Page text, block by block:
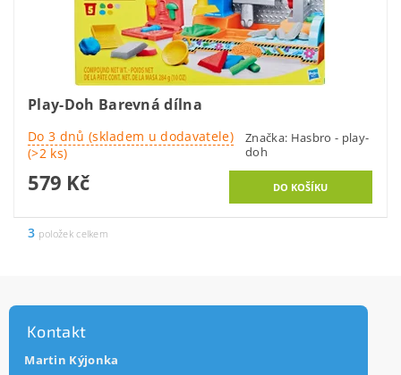
Play-Doh Barevná dílna
Do 3 dnů (skladem u dodavatele)
(>2 ks)
Značka: Hasbro - play-
doh
579 Kč
3 položek celkem
Kontakt
Martin Kýjonka